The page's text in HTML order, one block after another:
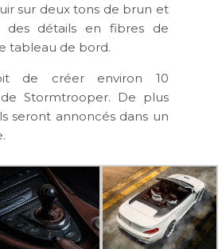
sur deux tons de brun et
détails en fibres de
tableau de bord.
de créer environ 10
Stormtrooper. De plus
seront annoncés dans un